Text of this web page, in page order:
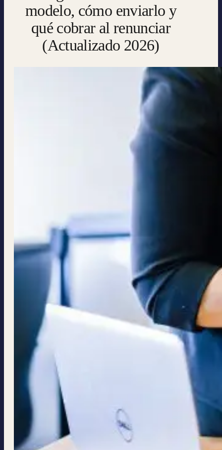
modelo, cómo enviarlo y
qué cobrar al renunciar
(Actualizado 2026)